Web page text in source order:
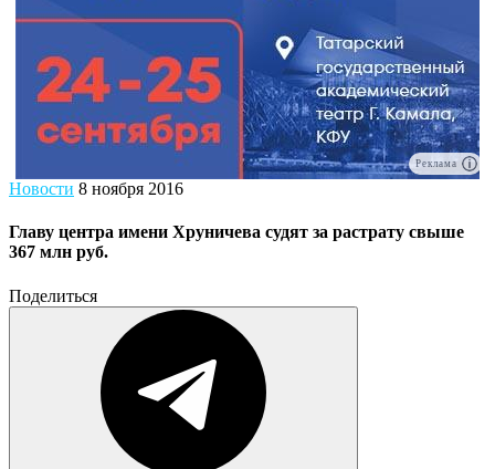
Реклама
Новости 8 ноября 2016
Главу центра имени Хруничева судят за растрату свыше
367 млн руб.
Поделиться